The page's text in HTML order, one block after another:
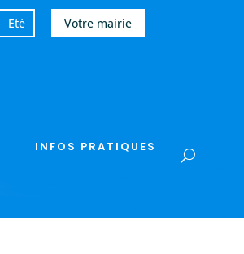
Eté Votre mairie
INFOS PRATIQUES